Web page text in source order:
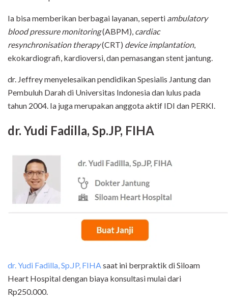
Ia bisa memberikan berbagai layanan, seperti ambulatory
blood pressure monitoring(ABPM), cardiac
resynchronisation therapy(CRT) device implantation,
ekokardiografi, kardioversi, dan pemasangan stent jantung.
dr. Jeffrey menyelesaikan pendidikan Spesialis Jantung dan
Pembuluh Darah di Universitas Indonesia dan lulus pada
tahun 2004. Ia juga merupakan anggota aktif IDI dan PERKI.
dr. Yudi Fadilla, Sp.JP, FIHA
dr. Yudi Fadilla, Sp.JP, FIHA saat ini berpraktik di Siloam
Heart Hospital dengan biaya konsultasi mulai dari
Rp250.000.